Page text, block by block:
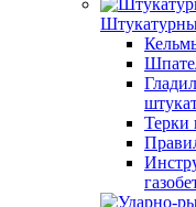
Терки